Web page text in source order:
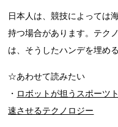
日本人は、競技によっては
持つ場合があります。テク
は、そうしたハンデを埋め
☆あわせて読みたい
・ ロボットが担うスポーツ
速させるテクノロジー